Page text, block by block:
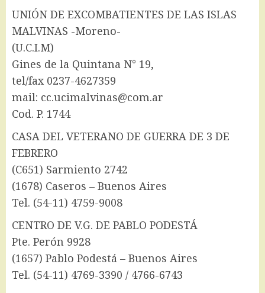
UNIÓN DE EXCOMBATIENTES DE LAS ISLAS
MALVINAS -Moreno-
(U.C.I.M)
Gines de la Quintana N° 19,
tel/fax 0237-4627359
mail: cc.ucimalvinas@com.ar
Cod. P. 1744
CASA DEL VETERANO DE GUERRA DE 3 DE
FEBRERO
(C651) Sarmiento 2742
(1678) Caseros – Buenos Aires
Tel. (54-11) 4759-9008
CENTRO DE V.G. DE PABLO PODESTÁ
Pte. Perón 9928
(1657) Pablo Podestá – Buenos Aires
Tel. (54-11) 4769-3390 / 4766-6743